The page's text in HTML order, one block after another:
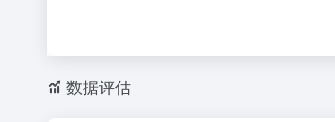
数据评估